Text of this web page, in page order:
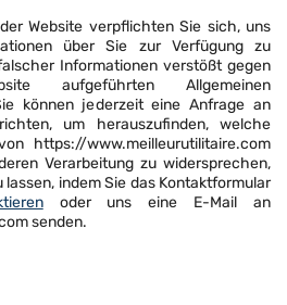
Website verpflichten Sie sich, uns
über Sie zur Verfügung zu
Informationen verstößt gegen
aufgeführten Allgemeinen
können jederzeit eine Anfrage an
um herauszufinden, welche
https://www.meilleurutilitaire.com
Verarbeitung zu widersprechen,
indem Sie das Kontaktformular
oder uns eine E-Mail an
senden.